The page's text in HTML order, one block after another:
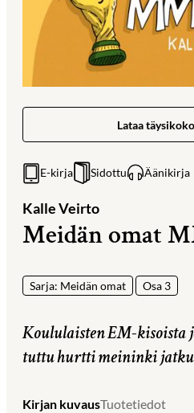
Lataa
E-kirja Sidottu Äänikirja
Kalle Veirto
Meidän omat
Sarja: Meidän omat Osa 3
Koululaisten EM-
tuttu hurtti meininki
Kirjan kuvausTuotetiedot